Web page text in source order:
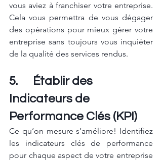
vous aviez à franchiser votre entreprise.
Cela vous permettra de vous dégager
des opérations pour mieux gérer votre
entreprise sans toujours vous inquiéter
de la qualité des services rendus.
5.      Établir des
Indicateurs de
Performance Clés (KPI)
Ce qu’on mesure s’améliore! Identifiez
les indicateurs clés de performance
pour chaque aspect de votre entreprise